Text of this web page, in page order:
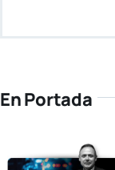
En Portada